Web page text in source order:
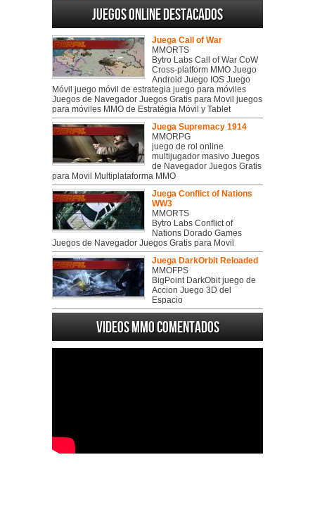
Juegos online destacados
Juega Call of War
MMORTS
Bytro Labs Call of War CoW
Cross-platform MMO Juego
Android Juego IOS Juego
Móvil juego móvil de estrategia juego para móviles
Juegos de Navegador Juegos Gratis para Movil juegos
para móviles MMO de Estratégia Móvil y Tablet
Juega Supremacy 1914
MMORPG
juego de rol online
multijugador masivo Juegos
de Navegador Juegos Gratis
para Movil Multiplataforma MMO
Juega Conflict of Nations
WW3
MMORTS
Bytro Labs Conflict of
Nations Dorado Games
Juegos de Navegador Juegos Gratis para Movil
Juega DarkOrbit Reloaded
MMOFPS
BigPoint DarkObit juego de
Accion Juego 3D del
Espacio
Videos MMO Comentados